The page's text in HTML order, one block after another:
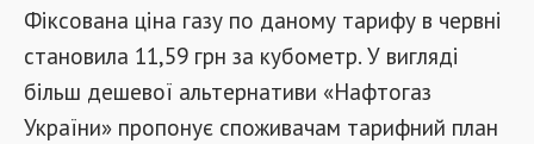
Фіксована ціна газу по даному тарифу в червні
становила 11,59 грн за кубометр. У вигляді
більш дешевої альтернативи «Нафтогаз
України» пропонує споживачам тарифний план